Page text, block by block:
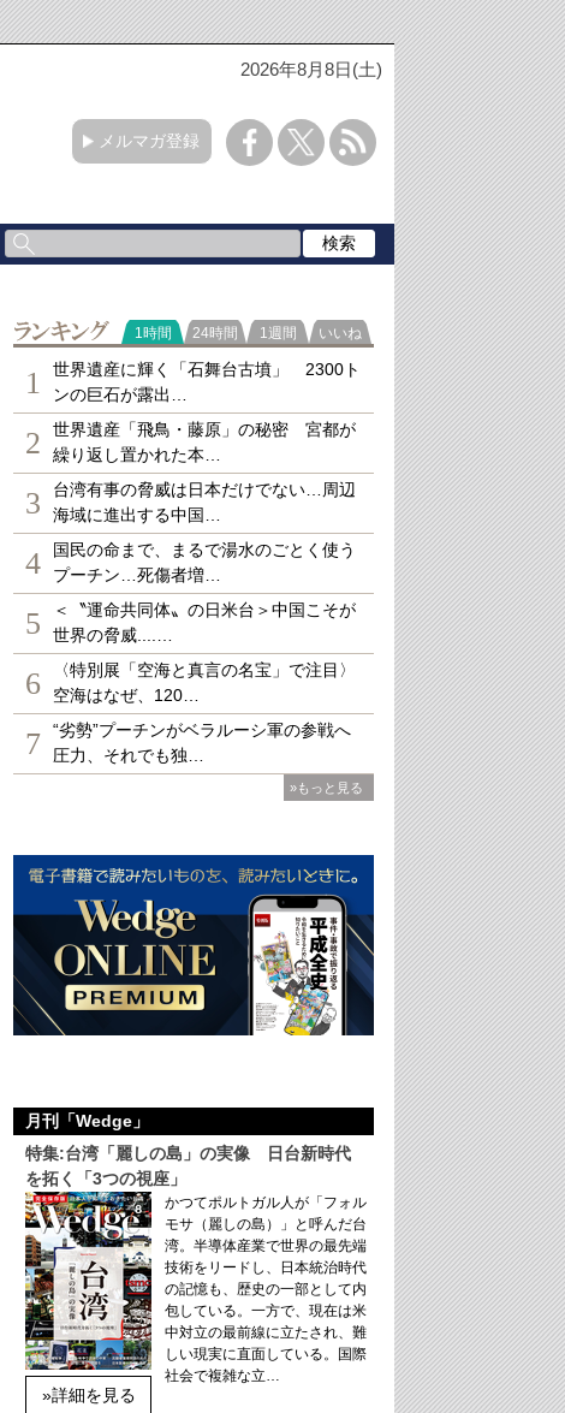
2026年8月8日(土)
メルマガ登録
ランキング
1時間 24時間 1週間 いいね
1
世界遺産に輝く「石舞台古墳」 2300ト
ンの巨石が露出…
2
世界遺産「飛鳥・藤原」の秘密 宮都が
繰り返し置かれた本…
3
台湾有事の脅威は日本だけでない…周辺
海域に進出する中国…
4
国民の命まで、まるで湯水のごとく使う
プーチン…死傷者増…
5
＜〝運命共同体〟の日米台＞中国こそが
世界の脅威....…
6
〈特別展「空海と真言の名宝」で注目〉
空海はなぜ、120…
7
“劣勢”プーチンがベラルーシ軍の参戦へ
圧力、それでも独…
»もっと見る
月刊「Wedge」
特集:台湾「麗しの島」の実像 日台新時代
を拓く「3つの視座」
»詳細を見る
かつてポルトガル人が「フォル
モサ（麗しの島）」と呼んだ台
湾。半導体産業で世界の最先端
技術をリードし、日本統治時代
の記憶も、歴史の一部として内
包している。一方で、現在は米
中対立の最前線に立たされ、難
しい現実に直面している。国際
社会で複雑な立…